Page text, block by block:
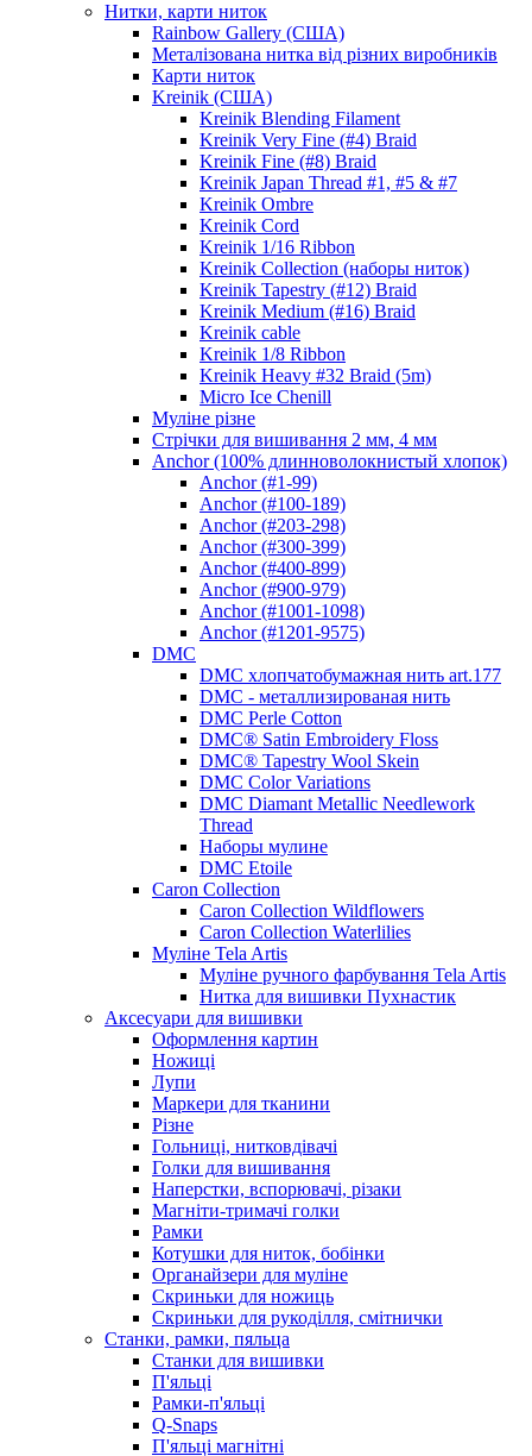
Нитки, карти ниток
Rainbow Gallery (США)
Металізована нитка від різних виробників
Карти ниток
Kreinik (США)
Kreinik Blending Filament
Kreinik Very Fine (#4) Braid
Kreinik Fine (#8) Braid
Kreinik Japan Thread #1, #5 & #7
Kreinik Ombre
Kreinik Cord
Kreinik 1/16 Ribbon
Kreinik Collection (наборы ниток)
Kreinik Tapestry (#12) Braid
Kreinik Medium (#16) Braid
Kreinik cable
Kreinik 1/8 Ribbon
Kreinik Heavy #32 Braid (5m)
Micro Ice Chenill
Муліне різне
Стрічки для вишивання 2 мм, 4 мм
Anchor (100% длинноволокнистый хлопок)
Anchor (#1-99)
Anchor (#100-189)
Anchor (#203-298)
Anchor (#300-399)
Anchor (#400-899)
Anchor (#900-979)
Anchor (#1001-1098)
Anchor (#1201-9575)
DMC
DMC хлопчатобумажная нить art.177
DMC - металлизированая нить
DMC Perle Cotton
DMC® Satin Embroidery Floss
DMC® Tapestry Wool Skein
DMC Color Variations
DMC Diamant Metallic Needlework
Thread
Наборы мулине
DMC Etoile
Caron Collection
Caron Collection Wildflowers
Caron Collection Waterlilies
Муліне Tela Artis
Муліне ручного фарбування Tela Artis
Нитка для вишивки Пухнастик
Аксесуари для вишивки
Оформлення картин
Ножиці
Лупи
Маркери для тканини
Різне
Гольниці, нитковдівачі
Голки для вишивання
Наперстки, вспорювачі, різаки
Магніти-тримачі голки
Рамки
Котушки для ниток, бобінки
Органайзери для муліне
Скриньки для ножиць
Скриньки для рукоділля, смітнички
Станки, рамки, пяльца
Станки для вишивки
П'яльці
Рамки-п'яльці
Q-Snaps
П'яльці магнітні